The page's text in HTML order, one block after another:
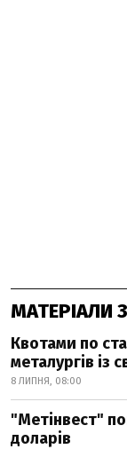
МАТЕРІАЛИ
Квотами по
металургів із
8 ЛИПНЯ, 08:00
"Метінвест"
доларів